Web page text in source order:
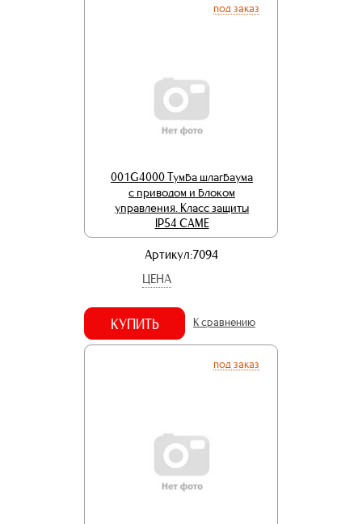
под заказ
001G4000 Тумба шлагбаума
с приводом и блоком
управления. Класс защиты
IP54 CAME
Артикул:7094
ЦЕНА
КУПИТЬ К сравнению
под заказ